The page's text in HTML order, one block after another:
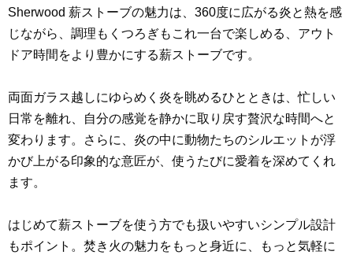
Sherwood 薪ストーブの魅力は、360度に広がる炎と熱を感
じながら、調理もくつろぎもこれ一台で楽しめる、アウト
ドア時間をより豊かにする薪ストーブです。
両面ガラス越しにゆらめく炎を眺めるひとときは、忙しい
日常を離れ、自分の感覚を静かに取り戻す贅沢な時間へと
変わります。さらに、炎の中に動物たちのシルエットが浮
かび上がる印象的な意匠が、使うたびに愛着を深めてくれ
ます。
はじめて薪ストーブを使う方でも扱いやすいシンプル設計
もポイント。焚き火の魅力をもっと身近に、もっと気軽に